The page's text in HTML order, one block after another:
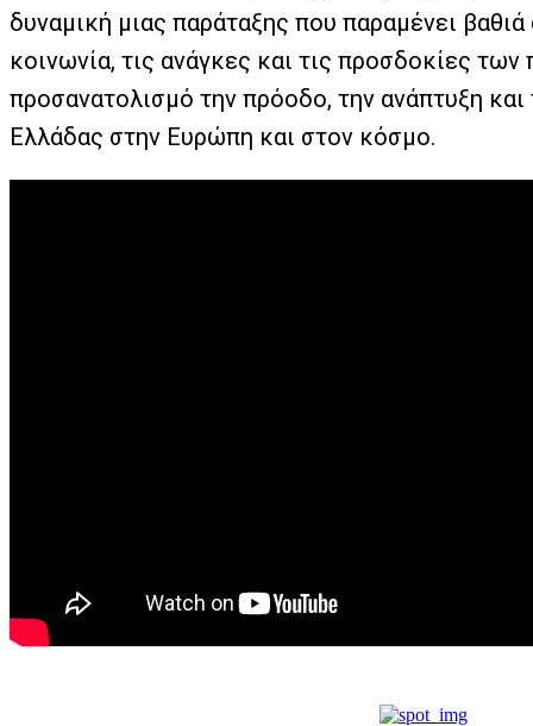
δυναμική μιας παράταξης που παραμένει
κοινωνία, τις ανάγκες και τις προσδοκίες
προσανατολισμό την πρόοδο, την ανάπτυξη και
Ελλάδας στην Ευρώπη και στον κόσμο.